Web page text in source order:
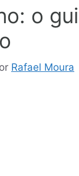
o
Rafael Moura